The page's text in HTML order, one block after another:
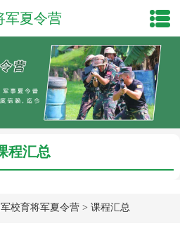
军夏令营
程汇总
校育将军夏令营> 课程汇总